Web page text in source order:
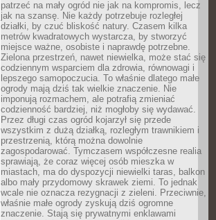
patrzeć na mały ogród nie jak na kompromis, lecz
jak na szansę. Nie każdy potrzebuje rozległej
działki, by czuć bliskość natury. Czasem kilka
metrów kwadratowych wystarcza, by stworzyć
miejsce ważne, osobiste i naprawdę potrzebne.
Zielona przestrzeń, nawet niewielka, może stać się
codziennym wsparciem dla zdrowia, równowagi i
lepszego samopoczucia. To właśnie dlatego małe
ogrody mają dziś tak wielkie znaczenie. Nie
imponują rozmachem, ale potrafią zmieniać
codzienność bardziej, niż mogłoby się wydawać.
Przez długi czas ogród kojarzył się przede
wszystkim z dużą działką, rozległym trawnikiem i
przestrzenią, którą można dowolnie
zagospodarować. Tymczasem współczesne realia
sprawiają, że coraz więcej osób mieszka w
miastach, ma do dyspozycji niewielki taras, balkon
albo mały przydomowy skrawek ziemi. To jednak
wcale nie oznacza rezygnacji z zieleni. Przeciwnie,
właśnie małe ogrody zyskują dziś ogromne
znaczenie. Stają się prywatnymi enklawami